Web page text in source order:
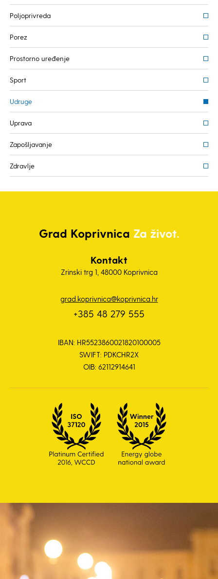
Poljoprivreda
Porez
Prostorno uređenje
Sport
Udruge
Uprava
Zapošljavanje
Zdravlje
Grad Koprivnica Za život.
Kontakt
Zrinski trg 1, 48000 Koprivnica
grad.koprivnica@koprivnica.hr
+385 48 279 555
IBAN: HR5523860021820100005
SWIFT: PDKCHR2X
OIB: 62112914641